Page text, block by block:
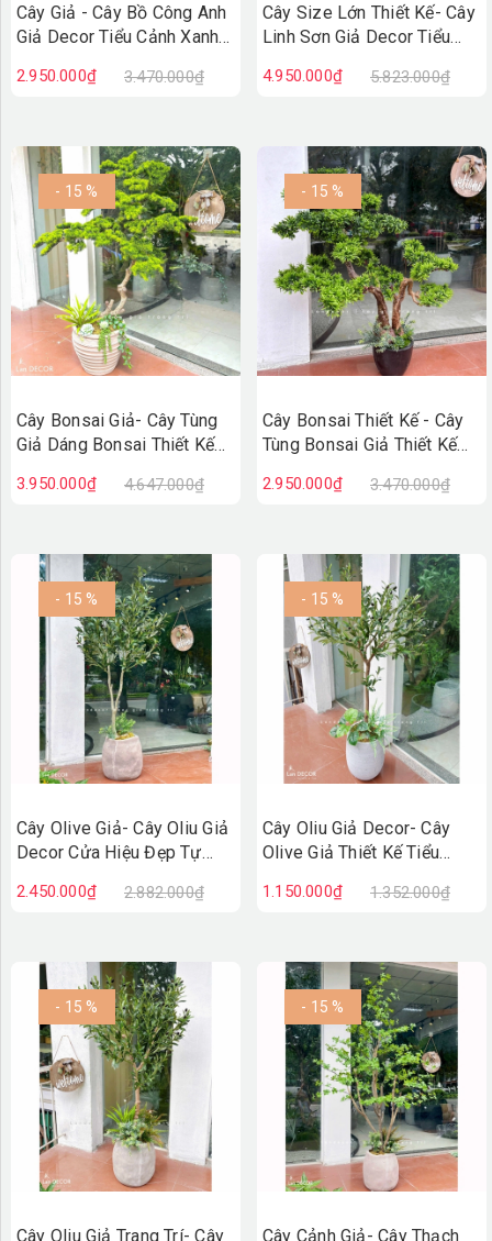
Cây Giả - Cây Bồ Công Anh
Giả Decor Tiểu Cảnh Xanh
2.950.000₫ 3.470.000₫
Cây Size Lớn Thiết Kế- Cây
Linh Sơn Giả Decor Tiểu
Cầu (220cm)- CC1378
4.950.000₫ 5.823.000₫
- 15 %
Cây Bonsai Giả- Cây Tùng
Giả Dáng Bonsai Thiết Kế
CC1377
3.950.000₫ 4.647.000₫
- 15 %
Cây Bonsai Thiết Kế - Cây
Tùng Bonsai Giả Thiết Kế
CC1335
2.950.000₫ 3.470.000₫
- 15 %
Cây Olive Giả- Cây Oliu Giả
Decor Cửa Hiệu Đẹp Tự
2.450.000₫ 2.882.000₫
- 15 %
Cây Oliu Giả Decor- Cây
Olive Giả Thiết Kế Tiểu
(140cm)- CC1381
1.150.000₫ 1.352.000₫
- 15 %
Cây Oliu Giả Trang Trí- Cây
- 15 %
Cây Cảnh Giả- Cây Thạch